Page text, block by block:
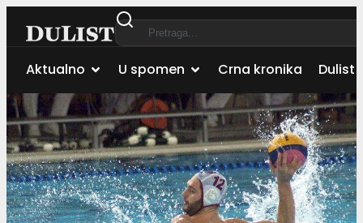
Aktualno U spomen Crna kronika Dulist